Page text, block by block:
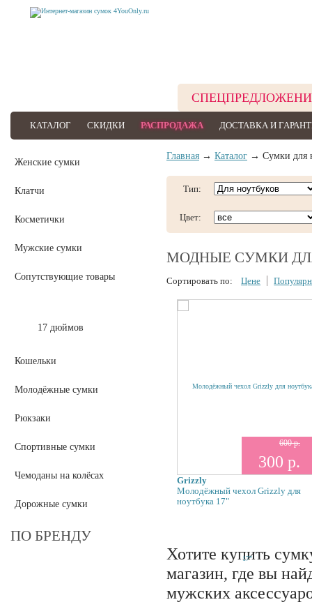
КАТАЛОГ СКИДКИ РАСПРОДАЖА ДОСТАВКА И
Женские сумки
Клатчи
Косметички
Мужские сумки
Сопутствующие товары
17 дюймов
Кошельки
Молодёжные сумки
Рюкзаки
Спортивные сумки
Чемоданы на колёсах
Дорожные сумки
ПО БРЕНДУ
Главная → Каталог → Сумки для
Тип:
Цвет:
МОДНЫЕ СУМКИ
Сортировать по: Цене
600 р.
300 р.
Grizzly
Молодёжный чехол Grizzly для
ноутбука 17"
Хотите купить
магазин, где вы
мужских